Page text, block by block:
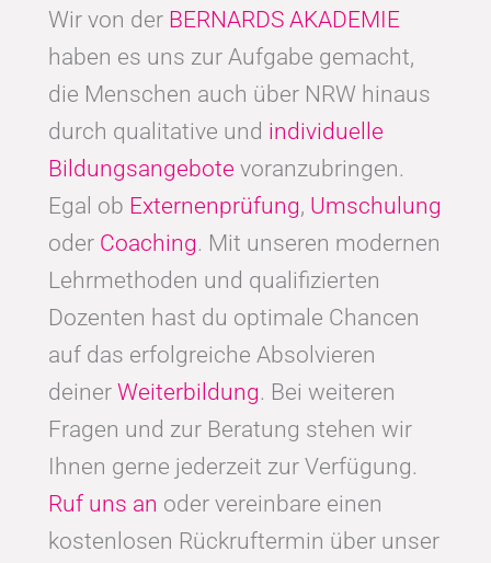
Wir von der BERNARDS AKADEMIE
haben es uns zur Aufgabe gemacht,
die Menschen auch über NRW hinaus
durch qualitative und individuelle
Bildungsangebote voranzubringen.
Egal ob Externenprüfung, Umschulung
oder Coaching. Mit unseren modernen
Lehrmethoden und qualifizierten
Dozenten hast du optimale Chancen
auf das erfolgreiche Absolvieren
deiner Weiterbildung. Bei weiteren
Fragen und zur Beratung stehen wir
Ihnen gerne jederzeit zur Verfügung.
Ruf uns an oder vereinbare einen
kostenlosen Rückruftermin über unser